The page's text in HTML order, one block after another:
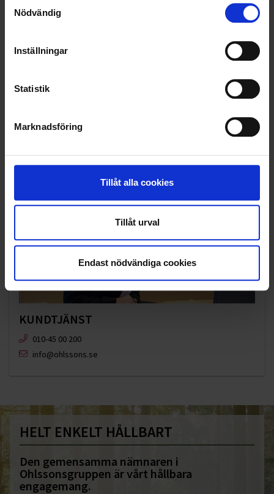
Nödvändig
Inställningar
Statistik
Marknadsföring
Tillåt alla cookies
Tillåt urval
Endast nödvändiga cookies
TJÄNSTER I STOCKHOLM/MÄLARDALEN
HÅLLBAR RÅDGIVNING FÖR FÖRETAG OCH INDUSTRIER
KUNDTJÄNST
010-45 00 200​
info@ohlssons.se
HELT ENKELT HÅLLBART
Den gemensamma nämnaren i
Ohlssonsgruppen är vårt hållbara
engagemang.